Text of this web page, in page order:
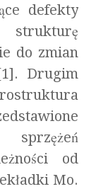
defekty
strukturę
do zmian
Drugim
od
Mo.